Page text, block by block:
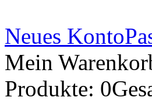
Neues Konto
Mein
Produkte: 0